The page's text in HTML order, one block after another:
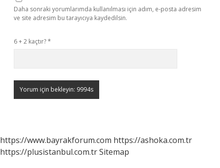
Daha sonraki yorumlarımda kullanılması için adım, e-posta adresim
ve site adresim bu tarayıcıya kaydedilsin.
6 + 2 kaçtır?*
https://www.bayrakforum.com https://ashoka.com.tr
https://plusistanbul.com.trSitemap